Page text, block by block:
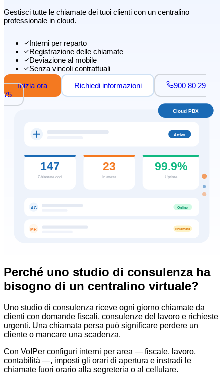
Gestisci tutte le chiamate dei tuoi clienti con un centralino
professionale in cloud.
Interni per reparto
Registrazione delle chiamate
Deviazione al mobile
Senza vincoli contrattuali
Inizia ora
Richiedi informazioni
900 80 29
75
Attivo
147
Chiamate oggi
23
In attesa
99.9%
Uptime
AG Online
MR Chiamata
Cloud PBX
Perché uno studio di consulenza ha
bisogno di un centralino virtuale?
Uno studio di consulenza riceve ogni giorno chiamate da
clienti con domande fiscali, consulenze del lavoro e richieste
urgenti. Una chiamata persa può significare perdere un
cliente o mancare una scadenza.
Con VoIPer configuri interni per area — fiscale, lavoro,
contabilità —, imposti gli orari di apertura e instradi le
chiamate fuori orario alla segreteria o al cellulare.